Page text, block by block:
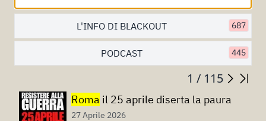
L'INFO DI BLACKOUT 687
PODCAST 445
1 / 115
Roma il 25 aprile diserta la paura
27 Aprile 2026